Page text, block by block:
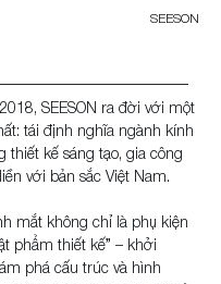
SEESON
SEESON ra đời với một
tái định nghĩa ngành kính
thiết kế sáng tạo, gia công
với bản sắc Việt Nam.
mắt không chỉ là phụ kiện
phẩm thiết kế” – khởi
phá cấu trúc và hình